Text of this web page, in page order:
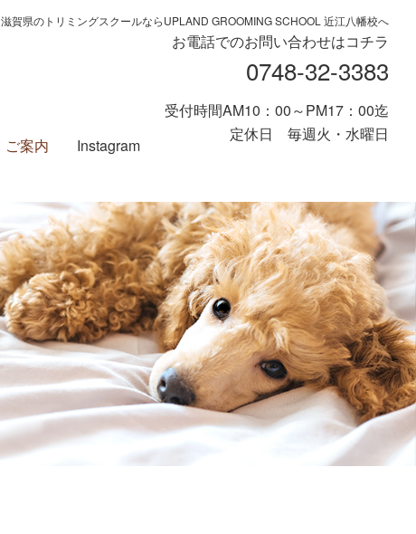
滋賀県のトリミングスクールならUPLAND GROOMING SCHOOL 近江八幡校へ
お電話でのお問い合わせはコチラ
0748-32-3383
受付時間AM10：00～PM17：00迄
定休日 毎週火・水曜日
ご案内
Instagram